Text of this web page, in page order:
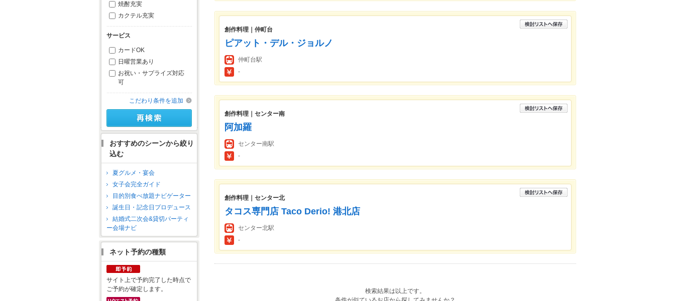
焼酎充実
カクテル充実
サービス
カードOK
日曜営業あり
お祝い・サプライズ対応
可
こだわり条件を追加
おすすめのシーンから絞り
込む
夏グルメ・宴会
女子会完全ガイド
目的別食べ放題ナビゲーター
誕生日・記念日プロデュース
結婚式二次会&貸切パーティ
ー会場ナビ
ネット予約の種類
サイト上で予約完了した時点で
ご予約が確定します。
創作料理｜仲町台
ピアット・デル・ジョルノ
仲町台駅
-
創作料理｜センター南
阿加羅
センター南駅
-
創作料理｜センター北
タコス専門店 Taco Derio! 港北店
センター北駅
-
検索結果は以上です。